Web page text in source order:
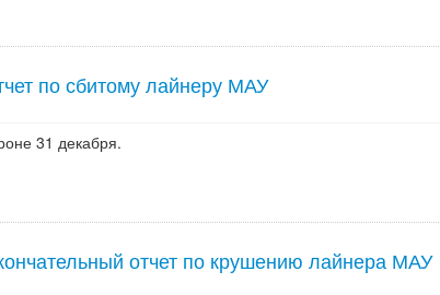
по сбитому лайнеру МАУ
31 декабря.
отчет по крушению лайнера МАУ